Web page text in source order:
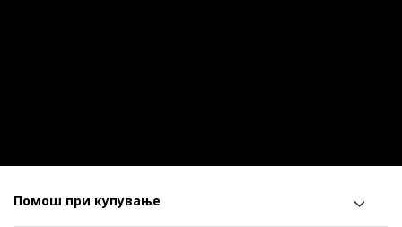
Помош при купување